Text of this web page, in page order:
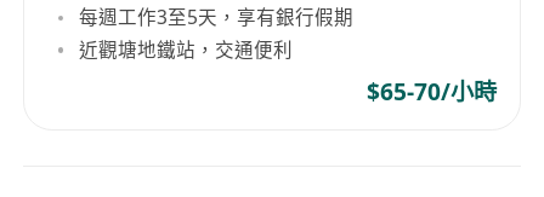
每週工作3至5天，享有銀行假期
近觀塘地鐵站，交通便利
$65-70/小時